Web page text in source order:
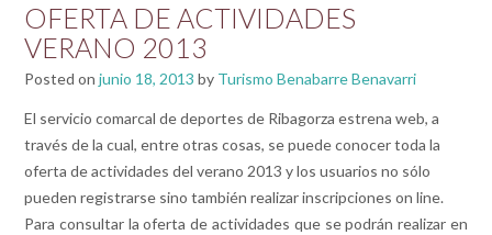
OFERTA DE ACTIVIDADES
VERANO 2013
Posted on junio 18, 2013 by Turismo Benabarre Benavarri
El servicio comarcal de deportes de Ribagorza estrena web, a
través de la cual, entre otras cosas, se puede conocer toda la
oferta de actividades del verano 2013 y los usuarios no sólo
pueden registrarse sino también realizar inscripciones on line.
Para consultar la oferta de actividades que se podrán realizar en